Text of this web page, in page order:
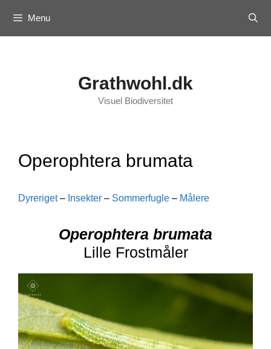
content
Menu
Grathwohl.dk
Visuel Biodiversitet
Operophtera brumata
Dyreriget– Insekter – Sommerfugle – Målere
Operophtera brumata
Lille Frostmåler